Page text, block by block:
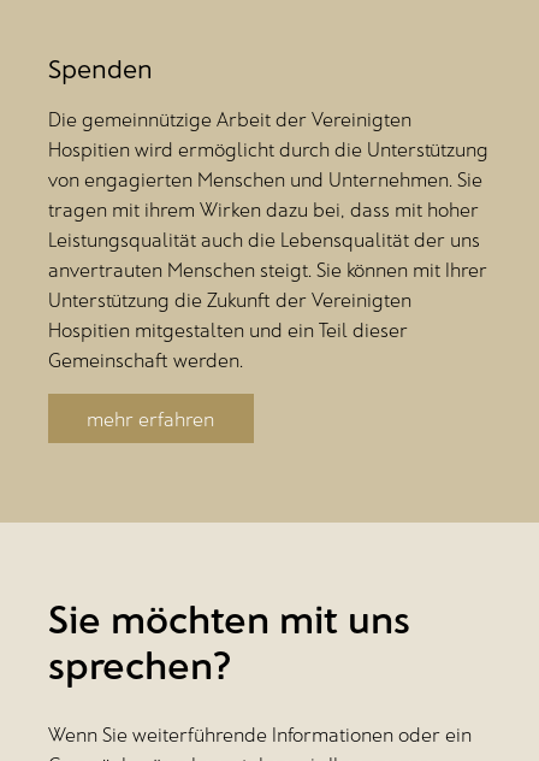
Spenden
Die gemeinnützige Arbeit der Vereinigten
Hospitien wird ermöglicht durch die Unterstützung
von engagierten Menschen und Unternehmen. Sie
tragen mit ihrem Wirken dazu bei, dass mit hoher
Leistungsqualität auch die Lebensqualität der uns
anvertrauten Menschen steigt. Sie können mit Ihrer
Unterstützung die Zukunft der Vereinigten
Hospitien mitgestalten und ein Teil dieser
Gemeinschaft werden.
mehr erfahren
Sie möchten mit uns
sprechen?
Wenn Sie weiterführende Informationen oder ein